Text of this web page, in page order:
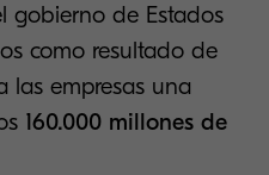
gobierno de Estados
como resultado de
las empresas una
160.000 millones de